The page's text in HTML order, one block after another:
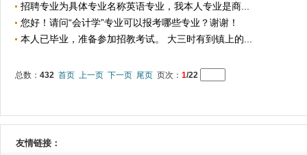
招聘专业为具体专业名称英语专业，我本人专业是商...
您好！请问“会计学”专业可以报考哪些专业？谢谢！
本人已毕业，准备参加招教考试。 大三时有到镇上的...
总数： 432 首页 上一页 下一页 尾页 页次： 1/22
友情链接：